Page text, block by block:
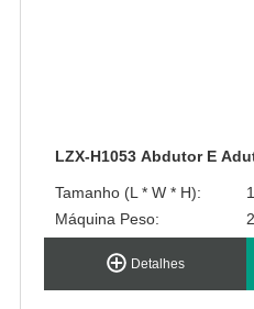
LZX-H1053 Abdutor E
Tamanho (L * W * H):
Máquina Peso:
Detalhes